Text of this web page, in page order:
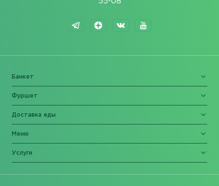
Банкет
Фуршет
Доставка еды
Меню
Услуги